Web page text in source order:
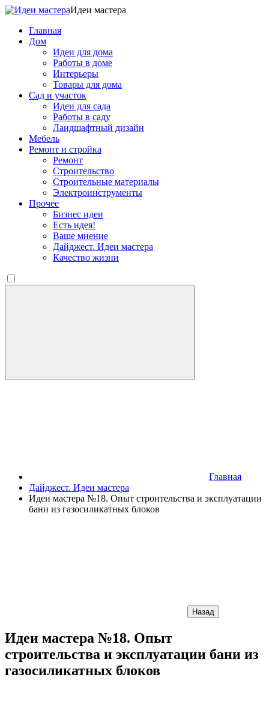
Идеи мастера
Главная
Дом
Идеи для дома
Работы в доме
Интерьеры
Товары для дома
Сад и участок
Идеи для сада
Работы в саду
Ландшафтный дизайн
Мебель
Ремонт и стройка
Ремонт
Строительство
Строительные материалы
Электроинструменты
Прочее
Бизнес идеи
Есть идея!
Ваше мнение
Дайджест. Идеи мастера
Качество жизни
Главная
Дайджест. Идеи мастера
Идеи мастера №18. Опыт строительства и эксплуатации
бани из газосиликатных блоков
Назад
Идеи мастера №18. Опыт
строительства и эксплуатации бани из
газосиликатных блоков